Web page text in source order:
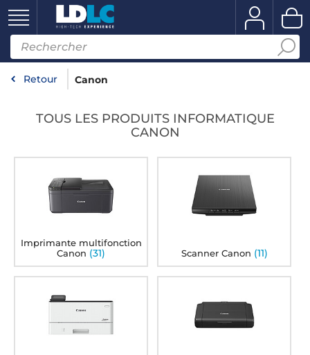
Retour Canon
TOUS LES PRODUITS INFORMATIQUE
CANON
Imprimante multifonction
Canon (31) Scanner Canon (11)